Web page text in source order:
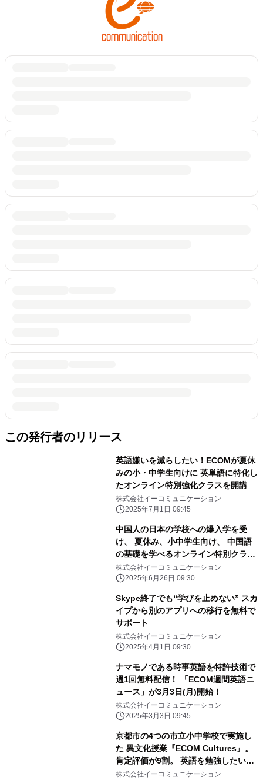
この発行者のリリース
英語嫌いを減らしたい！ECOMが夏休
みの小・中学生向けに 英単語に特化し
たオンライン特別強化クラスを開講
株式会社イーコミュニケーション
2025年7月1日 09:45
中国人の日本の学校への爆入学を受
け、 夏休み、小中学生向け、 中国語
の基礎を学べるオンライン特別クラス
を開講
株式会社イーコミュニケーション
2025年6月26日 09:30
Skype終了でも“学びを止めない” スカ
イプから別のアプリへの移行を無料で
サポート
株式会社イーコミュニケーション
2025年4月1日 09:30
ナマモノである時事英語を特許技術で
週1回無料配信！ 「ECOM週間英語ニ
ュース」が3月3日(月)開始！
株式会社イーコミュニケーション
2025年3月3日 09:45
京都市の4つの市立小中学校で実施し
た 異文化授業『ECOM Cultures』。
肯定評価が9割。 英語を勉強したい気
持ちも上がったが82％
株式会社イーコミュニケーション